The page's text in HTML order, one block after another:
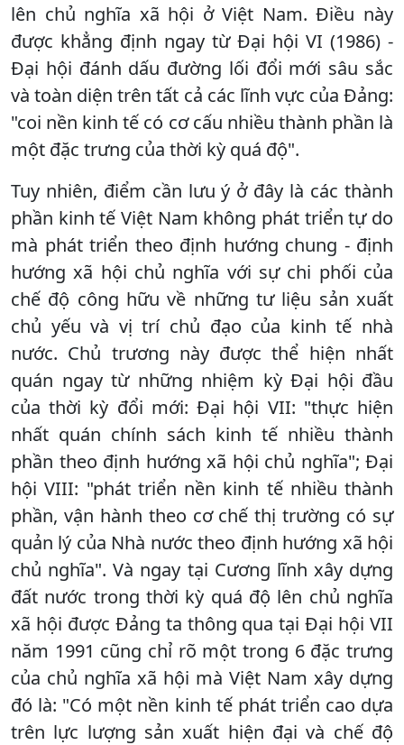
lên chủ nghĩa xã hội ở Việt Nam. Ðiều này
được khẳng định ngay từ Ðại hội VI (1986) -
Ðại hội đánh dấu đường lối đổi mới sâu sắc
và toàn diện trên tất cả các lĩnh vực của Ðảng:
"coi nền kinh tế có cơ cấu nhiều thành phần là
một đặc trưng của thời kỳ quá độ".
Tuy nhiên, điểm cần lưu ý ở đây là các thành
phần kinh tế Việt Nam không phát triển tự do
mà phát triển theo định hướng chung - định
hướng xã hội chủ nghĩa với sự chi phối của
chế độ công hữu về những tư liệu sản xuất
chủ yếu và vị trí chủ đạo của kinh tế nhà
nước. Chủ trương này được thể hiện nhất
quán ngay từ những nhiệm kỳ Ðại hội đầu
của thời kỳ đổi mới: Ðại hội VII: "thực hiện
nhất quán chính sách kinh tế nhiều thành
phần theo định hướng xã hội chủ nghĩa"; Ðại
hội VIII: "phát triển nền kinh tế nhiều thành
phần, vận hành theo cơ chế thị trường có sự
quản lý của Nhà nước theo định hướng xã hội
chủ nghĩa". Và ngay tại Cương lĩnh xây dựng
đất nước trong thời kỳ quá độ lên chủ nghĩa
xã hội được Ðảng ta thông qua tại Ðại hội VII
năm 1991 cũng chỉ rõ một trong 6 đặc trưng
của chủ nghĩa xã hội mà Việt Nam xây dựng
đó là: "Có một nền kinh tế phát triển cao dựa
trên lực lượng sản xuất hiện đại và chế độ